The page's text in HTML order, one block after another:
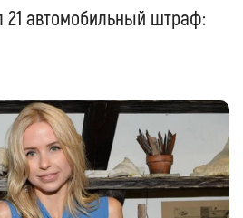
21 автомобильный штраф: